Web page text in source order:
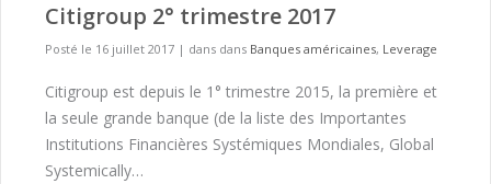
Citigroup 2° trimestre 2017
Posté le 16 juillet 2017 | dans dans Banques américaines, Leverage
Citigroup est depuis le 1° trimestre 2015, la première et
la seule grande banque (de la liste des Importantes
Institutions Financières Systémiques Mondiales, Global
Systemically…